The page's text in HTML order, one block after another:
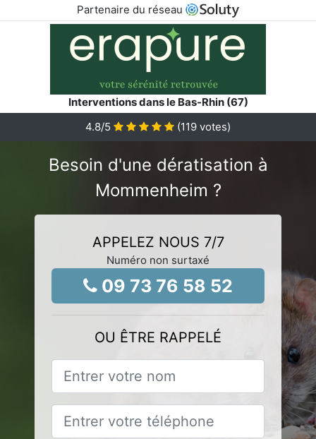
Partenaire du réseau
Interventions dans le Bas-Rhin (67)
4.8/5 (119 votes)
Besoin d'une dératisation à
Mommenheim ?
APPELEZ NOUS 7/7
Numéro non surtaxé
09 73 76 58 52
OU ÊTRE RAPPELÉ